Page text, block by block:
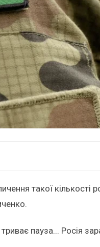
такої кількості
триває пауза... Росія